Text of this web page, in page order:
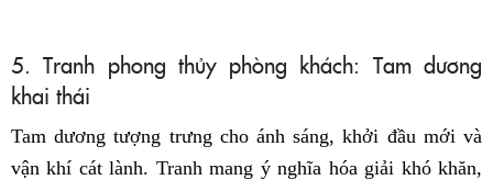
5. Tranh phong thủy phòng khách: Tam dương
khai thái
Tam dương tượng trưng cho ánh sáng, khởi đầu mới và
vận khí cát lành. Tranh mang ý nghĩa hóa giải khó khăn,